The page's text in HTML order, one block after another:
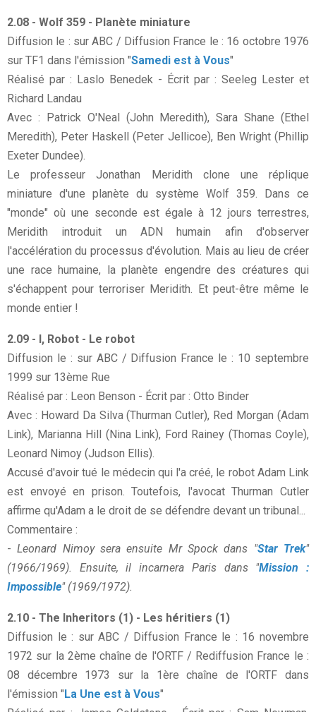
2.08 - Wolf 359 - Planète miniature
Diffusion le : sur ABC / Diffusion France le : 16 octobre 1976
sur TF1 dans l'émission "Samedi est à Vous"
Réalisé par : Laslo Benedek - Écrit par : Seeleg Lester et
Richard Landau
Avec : Patrick O'Neal (John Meredith), Sara Shane (Ethel
Meredith), Peter Haskell (Peter Jellicoe), Ben Wright (Phillip
Exeter Dundee).
Le professeur Jonathan Meridith clone une réplique
miniature d'une planète du système Wolf 359. Dans ce
"monde" où une seconde est égale à 12 jours terrestres,
Meridith introduit un ADN humain afin d'observer
l'accélération du processus d'évolution. Mais au lieu de créer
une race humaine, la planète engendre des créatures qui
s'échappent pour terroriser Meridith. Et peut-être même le
monde entier !
2.09 - I, Robot - Le robot
Diffusion le : sur ABC / Diffusion France le : 10 septembre
1999 sur 13ème Rue
Réalisé par : Leon Benson - Écrit par : Otto Binder
Avec : Howard Da Silva (Thurman Cutler), Red Morgan (Adam
Link), Marianna Hill (Nina Link), Ford Rainey (Thomas Coyle),
Leonard Nimoy (Judson Ellis).
Accusé d'avoir tué le médecin qui l'a créé, le robot Adam Link
est envoyé en prison. Toutefois, l'avocat Thurman Cutler
affirme qu'Adam a le droit de se défendre devant un tribunal...
Commentaire :
-Leonard Nimoy sera ensuite Mr Spock dans "Star Trek"
(1966/1969). Ensuite, il incarnera Paris dans "Mission :
Impossible" (1969/1972).
2.10 - The Inheritors (1) - Les héritiers (1)
Diffusion le : sur ABC / Diffusion France le : 16 novembre
1972 sur la 2ème chaîne de l'ORTF / Rediffusion France le :
08 décembre 1973 sur la 1ère chaîne de l'ORTF dans
l'émission " La Une est à Vous"